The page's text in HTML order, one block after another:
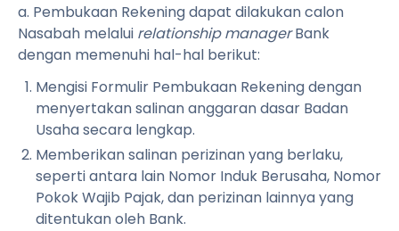
a. Pembukaan Rekening dapat dilakukan calon
Nasabah melalui relationship managerBank
dengan memenuhi hal-hal berikut:
Mengisi Formulir Pembukaan Rekening dengan
menyertakan salinan anggaran dasar Badan
Usaha secara lengkap.
Memberikan salinan perizinan yang berlaku,
seperti antara lain Nomor Induk Berusaha, Nomor
Pokok Wajib Pajak, dan perizinan lainnya yang
ditentukan oleh Bank.